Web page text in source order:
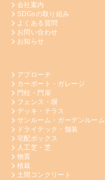
会社案内
SDGsの取り組み
よくある質問
お問い合わせ
お知らせ
アプローチ
カーポート・ガレージ
門柱・門扉
フェンス・塀
デッキ・テラス
サンルーム・ガーデンルーム
ドライテック・舗装
宅配ボックス
人工芝・芝
物置
植栽
土間コンクリート